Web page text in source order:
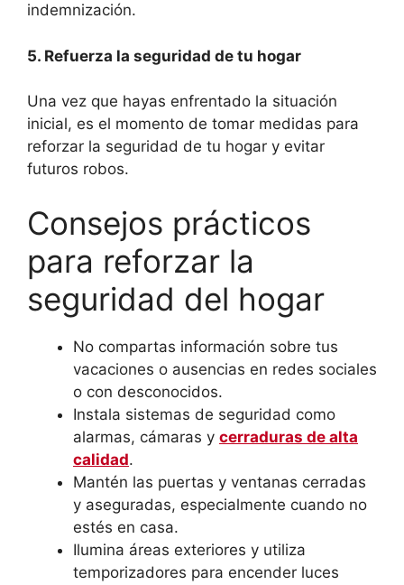
indemnización.
5. Refuerza la seguridad de tu hogar
Una vez que hayas enfrentado la situación
inicial, es el momento de tomar medidas para
reforzar la seguridad de tu hogar y evitar
futuros robos.
Consejos prácticos
para reforzar la
seguridad del hogar
No compartas información sobre tus
vacaciones o ausencias en redes sociales
o con desconocidos.
Instala sistemas de seguridad como
alarmas, cámaras y cerraduras de alta
calidad.
Mantén las puertas y ventanas cerradas
y aseguradas, especialmente cuando no
estés en casa.
Ilumina áreas exteriores y utiliza
temporizadores para encender luces